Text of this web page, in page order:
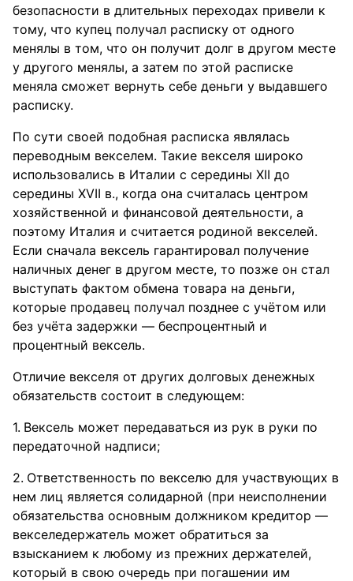
безопасности в длительных переходах привели к
тому, что купец получал расписку от одного
менялы в том, что он получит долг в другом месте
у другого менялы, а затем по этой расписке
меняла сможет вернуть себе деньги у выдавшего
расписку.
По сути своей подобная расписка являлась
переводным векселем. Такие векселя широко
использовались в Италии с середины XII до
середины XVII в., когда она считалась центром
хозяйственной и финансовой деятельности, а
поэтому Италия и считается родиной векселей.
Если сначала вексель гарантировал получение
наличных денег в другом месте, то позже он стал
выступать фактом обмена товара на деньги,
которые продавец получал позднее с учётом или
без учёта задержки — беспроцентный и
процентный вексель.
Отличие векселя от других долговых денежных
обязательств состоит в следующем:
Вексель может передаваться из рук в руки по
передаточной надписи;
Ответственность по векселю для участвующих в
нем лиц является солидарной (при неисполнении
обязательства основным должником кредитор —
векселедержатель может обратиться за
взысканием к любому из прежних держателей,
который в свою очередь при погашении им